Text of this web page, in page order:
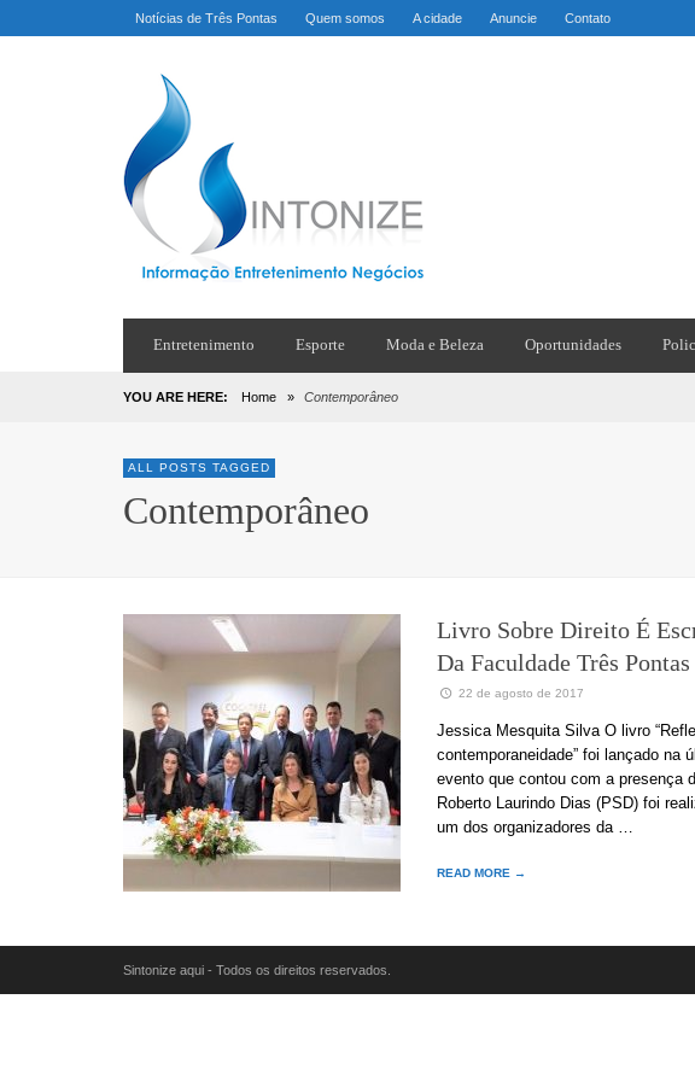
Notícias de Três Pontas Quem somos A cidade Anuncie Contato
Entretenimento Esporte Moda e Beleza Oportunidades
YOU ARE HERE: Home » Contemporâneo
ALL POSTS TAGGED
Contemporâneo
Livro Sobre Direito É
Da Faculdade Três Pontas
22 de agosto de 2017
Jessica Mesquita Silva O livro
contemporaneidade” foi lançado na
evento que contou com a presença
Roberto Laurindo Dias (PSD) foi
um dos organizadores da …
READ MORE →
Sintonize aqui - Todos os direitos reservados.